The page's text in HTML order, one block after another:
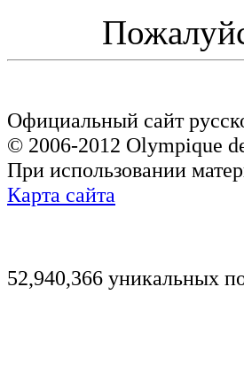
Официальный сайт
© 2006-2012 Olympique
При использовании
Карта сайта
52,940,366 уникальных